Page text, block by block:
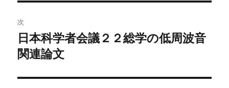
ビ
ゲ
ー
シ
投
稿:
次
次
の
稿:
日本科学者会議２２総学の低周波音
関連論文